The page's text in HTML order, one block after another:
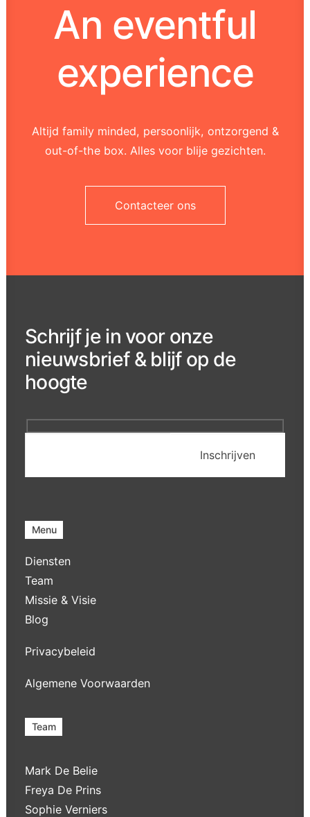
An eventful
experience
Altijd family minded, persoonlijk, ontzorgend &
out-of-the box. Alles voor blije gezichten.
Contacteer ons
Schrijf je in voor onze
nieuwsbrief & blijf op de
hoogte
Menu
Diensten
Team
Missie & Visie
Blog
Privacybeleid
Algemene Voorwaarden
Team
Mark De Belie
Freya De Prins
Sophie Verniers